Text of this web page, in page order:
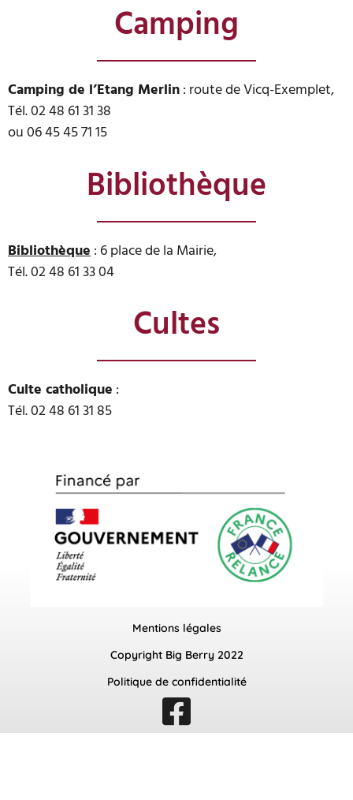
Camping
Camping de l’Etang Merlin: route de Vicq-Exemplet,
Tél. 02 48 61 31 38
ou 06 45 45 71 15
Bibliothèque
Bibliothèque: 6 place de la Mairie,
Tél. 02 48 61 33 04
Cultes
Culte catholique :
Tél. 02 48 61 31 85
Mentions légales
Copyright Big Berry 2022
Politique de confidentialité